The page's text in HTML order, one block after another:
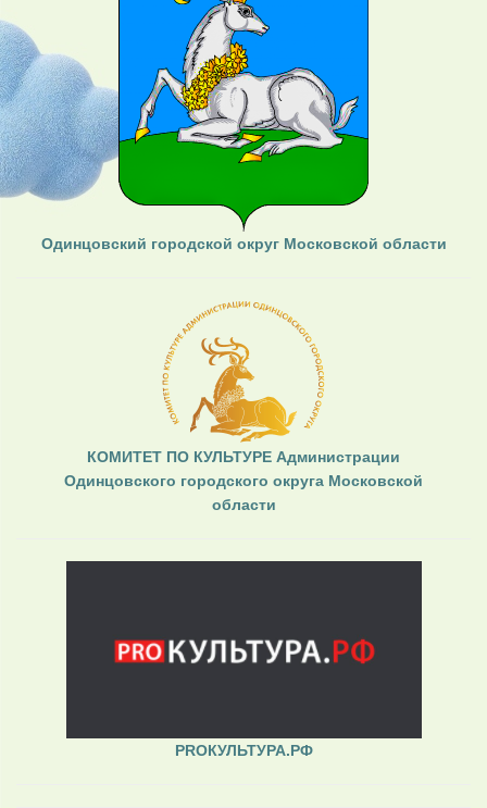
Одинцовский городской округ Московской области
КОМИТЕТ ПО КУЛЬТУРЕ Администрации
Одинцовского городского округа Московской
области
PROКУЛЬТУРА.РФ